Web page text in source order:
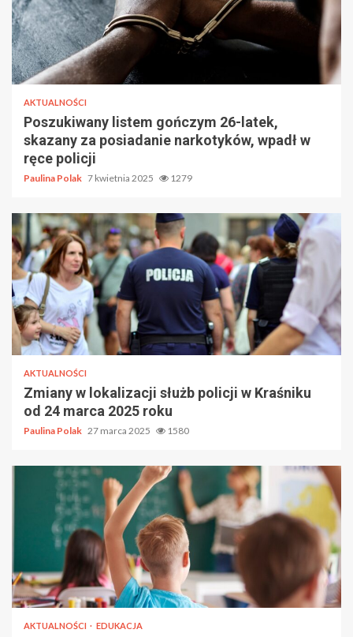
AKTUALNOŚCI
Poszukiwany listem gończym 26-latek,
skazany za posiadanie narkotyków, wpadł w
ręce policji
Paulina Polak 7 kwietnia 2025 1279
AKTUALNOŚCI
Zmiany w lokalizacji służb policji w Kraśniku
od 24 marca 2025 roku
Paulina Polak 27 marca 2025 1580
AKTUALNOŚCI EDUKACJA